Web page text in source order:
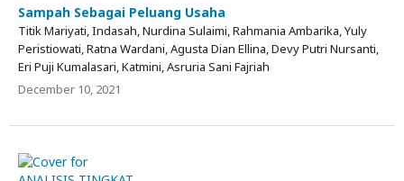
Sampah Sebagai Peluang Usaha
Titik Mariyati, Indasah, Nurdina Sulaimi, Rahmania Ambarika, Yuly
Peristiowati, Ratna Wardani, Agusta Dian Ellina, Devy Putri Nursanti,
Eri Puji Kumalasari, Katmini, Asruria Sani Fajriah
December 10, 2021